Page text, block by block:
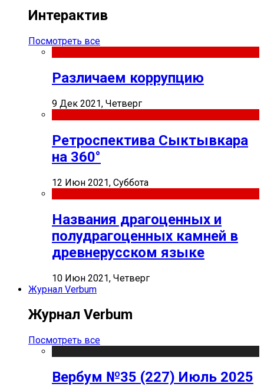
Интерактив
Посмотреть все
Различаем коррупцию
9 Дек 2021, Четверг
Ретроспектива Сыктывкара
на 360°
12 Июн 2021, Суббота
Названия драгоценных и
полудрагоценных камней в
древнерусском языке
10 Июн 2021, Четверг
Журнал Verbum
Журнал Verbum
Посмотреть все
Вербум №35 (227) Июль 2025